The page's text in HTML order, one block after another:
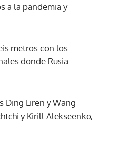
a la pandemia y
metros con los
donde Rusia
Ding Liren y Wang
y Kirill Alekseenko,